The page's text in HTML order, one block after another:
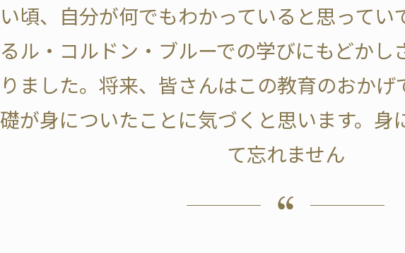
い頃、自分が何でもわかっていると思ってい
るル・コルドン・ブルーでの学びにもどかし
りました。将来、皆さんはこの教育のおかげ
礎が身についたことに気づくと思います。身
て忘れません